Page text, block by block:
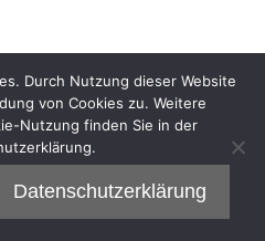
Durch Nutzung dieser Website
von Cookies zu. Weitere
Nutzung finden Sie in der
Datenschutzerklärung